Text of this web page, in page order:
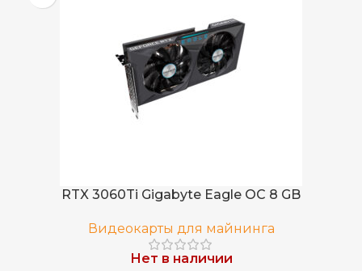
RTX 3060Ti Gigabyte Eagle OC 8 GB
Видеокарты для майнинга
Нет в наличии